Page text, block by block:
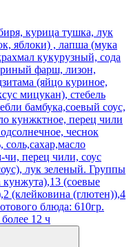
курица тушка, лук
яблоки) , лапша (мука
кукурузный, сода
фарш, лизон,
(яйцо куриное,
мицукан), стебель
бамбука,соевый соус,
кунжктное, перец чили
чеснок
соль,сахар,масло
перец чили, соус
лук зеленый. Группы
кунжута),13 (соевые
(клейковина (глютен)),4
блюда: 610гр.
12 ч